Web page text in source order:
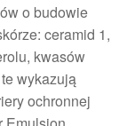
o budowie
ceramid 1,
kwasów
wykazują
ochronnej